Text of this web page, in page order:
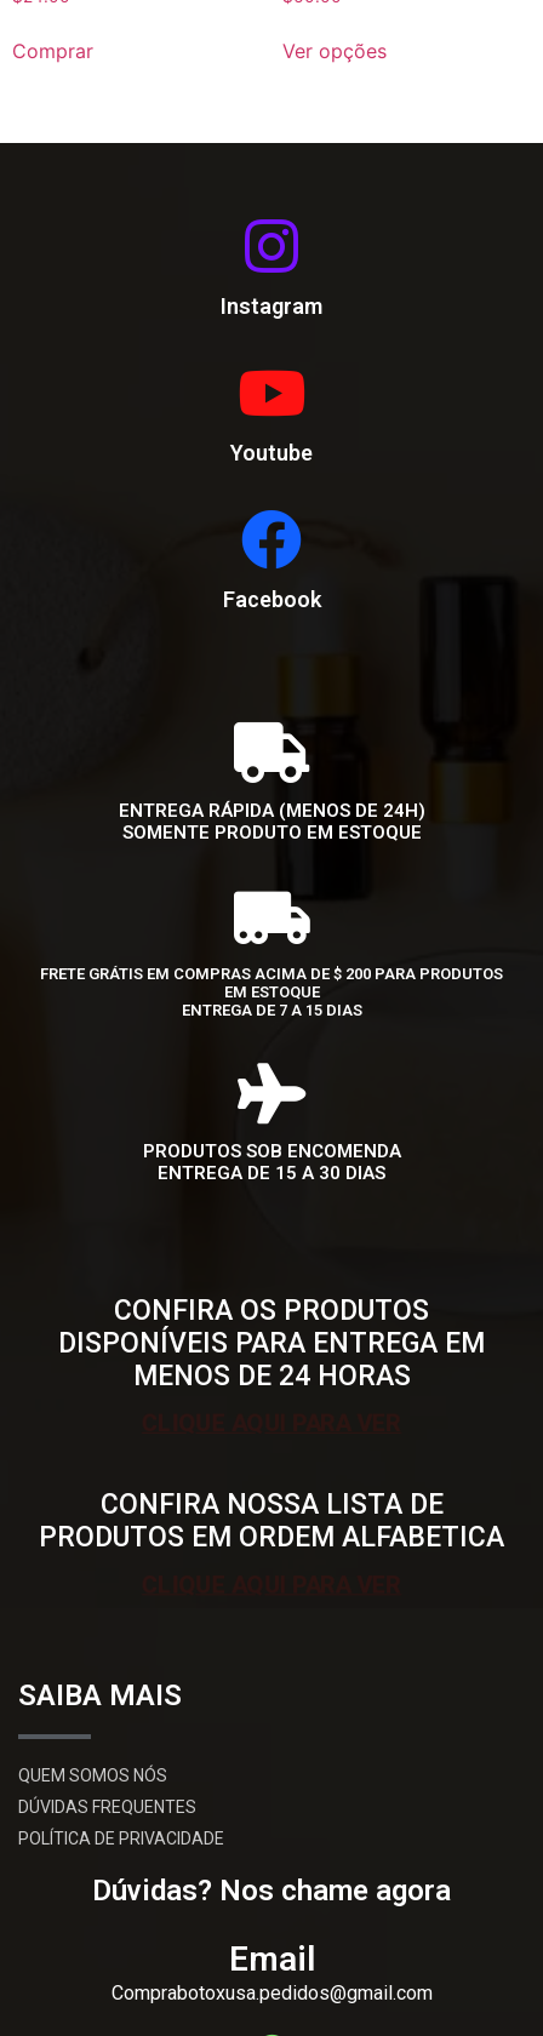
Comprar Ver opções
Instagram
Youtube
Facebook
ENTREGA RÁPIDA (MENOS DE 24H)
SOMENTE PRODUTO EM ESTOQUE
FRETE GRÁTIS EM COMPRAS ACIMA DE $ 200 PARA PRODUTOS
EM ESTOQUE
ENTREGA DE 7 A 15 DIAS
PRODUTOS SOB ENCOMENDA
ENTREGA DE 15 A 30 DIAS
CONFIRA OS PRODUTOS
DISPONÍVEIS PARA ENTREGA EM
MENOS DE 24 HORAS
CONFIRA NOSSA LISTA DE
PRODUTOS EM ORDEM ALFABETICA
SAIBA MAIS
QUEM SOMOS NÓS
DÚVIDAS FREQUENTES
POLÍTICA DE PRIVACIDADE
Dúvidas? Nos chame agora
Email
Comprabotoxusa.pedidos@gmail.com